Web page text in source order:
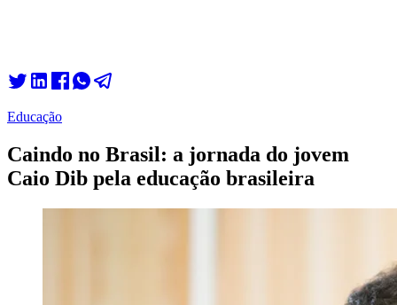
Educação
Caindo no Brasil: a jornada do jovem
Caio Dib pela educação brasileira